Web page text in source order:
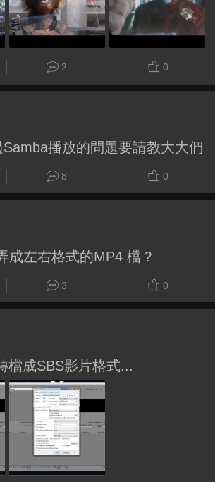
2 0
播放的問題要請教大大們
8 0
成左右格式的MP4 檔？
3 0
檔成SBS影片格式...